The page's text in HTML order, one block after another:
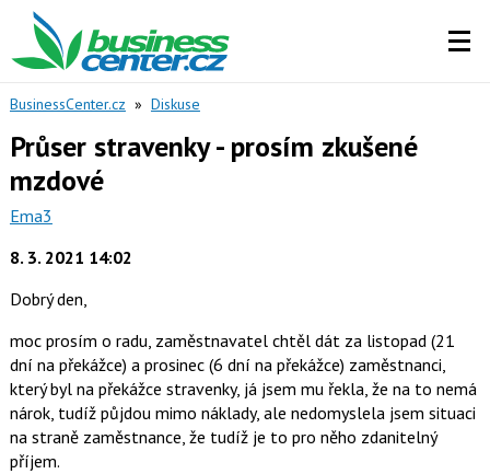
BusinessCenter.cz » Diskuse
Průser stravenky - prosím zkušené
mzdové
Ema3
8. 3. 2021 14:02
Dobrý den,
moc prosím o radu, zaměstnavatel chtěl dát za listopad (21
dní na překážce) a prosinec (6 dní na překážce) zaměstnanci,
který byl na překážce stravenky, já jsem mu řekla, že na to nemá
nárok, tudíž půjdou mimo náklady, ale nedomyslela jsem situaci
na straně zaměstnance, že tudíž je to pro něho zdanitelný
příjem.